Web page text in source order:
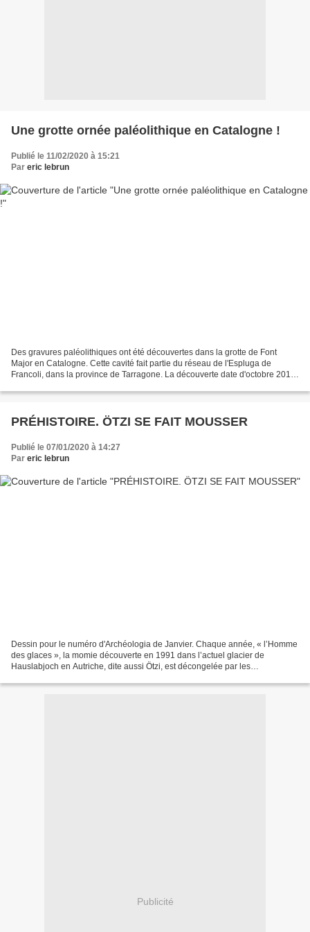
Une grotte ornée paléolithique en Catalogne !
Publié le 11/02/2020 à 15:21
Par eric lebrun
Des gravures paléolithiques ont été découvertes dans la grotte de Font
Major en Catalogne. Cette cavité fait partie du réseau de l'Espluga de
Francoli, dans la province de Tarragone. La découverte date d'octobre 2019,
PRÉHISTOIRE. ÖTZI SE FAIT MOUSSER
Publié le 07/01/2020 à 14:27
Par eric lebrun
Dessin pour le numéro d'Archéologia de Janvier. Chaque année, « l’Homme
des glaces », la momie découverte en 1991 dans l’actuel glacier de
Hauslabjoch en Autriche, dite aussi Ötzi, est décongelée par les
Publicité